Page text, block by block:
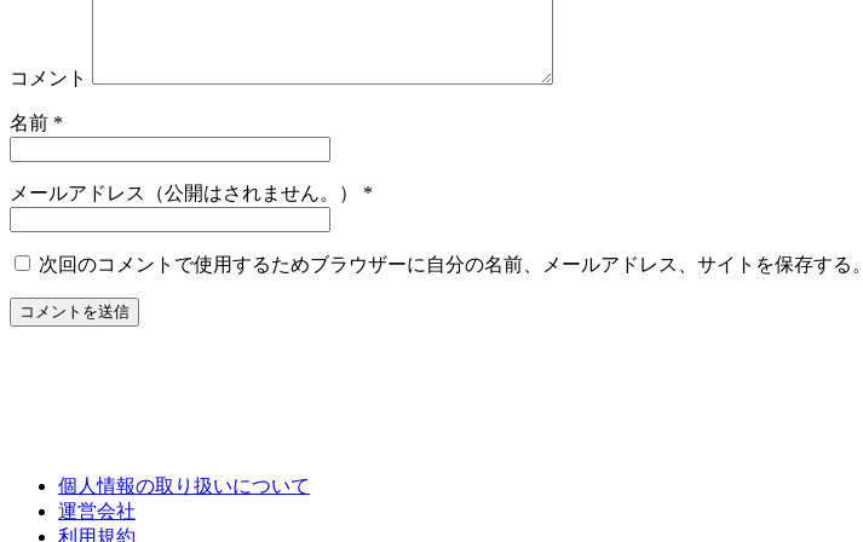
コメント
名前 *
メールアドレス（公開はされません。） *
次回のコメントで使用するためブラウザーに自分の名前、メールアドレス、サイトを保存する。
個人情報の取り扱いについて
運営会社
利用規約